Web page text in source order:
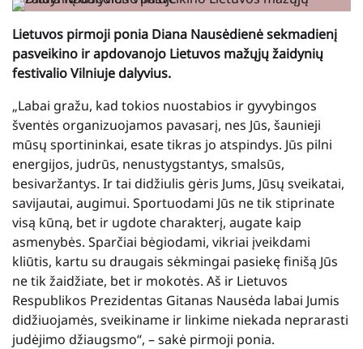
Lietuvos pirmoji ponia Diana Nausėdienė sekmadienį
pasveikino ir apdovanojo Lietuvos mažųjų žaidynių
festivalio Vilniuje dalyvius.
„Labai gražu, kad tokios nuostabios ir gyvybingos
šventės organizuojamos pavasarį, nes Jūs, šaunieji
mūsų sportininkai, esate tikras jo atspindys. Jūs pilni
energijos, judrūs, nenustygstantys, smalsūs,
besivaržantys. Ir tai didžiulis gėris Jums, Jūsų sveikatai,
savijautai, augimui. Sportuodami Jūs ne tik stiprinate
visą kūną, bet ir ugdote charakterį, augate kaip
asmenybės. Sparčiai bėgiodami, vikriai įveikdami
kliūtis, kartu su draugais sėkmingai pasiekę finišą Jūs
ne tik žaidžiate, bet ir mokotės. Aš ir Lietuvos
Respublikos Prezidentas Gitanas Nausėda labai Jumis
didžiuojamės, sveikiname ir linkime niekada neprarasti
judėjimo džiaugsmo“, – sakė pirmoji ponia.